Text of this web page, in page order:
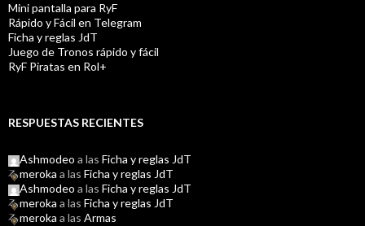
Mini pantalla para RyF
Rápido y Fácil en Telegram
Ficha y reglas JdT
Juego de Tronos rápido y fácil
RyF Piratas en Rol+
RESPUESTAS RECIENTES
Ashmodeo a las Ficha y reglas JdT
meroka a las Ficha y reglas JdT
Ashmodeo a las Ficha y reglas JdT
meroka a las Ficha y reglas JdT
meroka a las Armas